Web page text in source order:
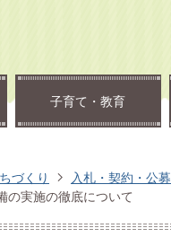
子育て・教育
づくり 入札・契約・公募
の実施の徹底について